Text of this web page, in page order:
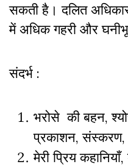
सकती है। दलित
में अधिक गहरी और
संदर्भ :
भरोसे की बहन,
प्रकाशन, संस्करण,
मेरी प्रिय